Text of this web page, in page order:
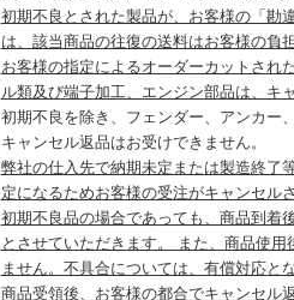
初期不良とされた製品が、お客様の「勘
は、該当商品の往復の送料はお客様の負
お客様の指定によるオーダーカットされ
ル類及び端子加工、エンジン部品は、キ
初期不良を除き、フェンダー、アンカー
キャンセル返品はお受けできません。
弊社の仕入先で納期未定または製造終了
定になるためお客様の受注がキャンセル
初期不良品の場合であっても、商品到着
とさせていただきます。 また、商品使
ません。不具合については、有償対応と
商品受領後、お客様の都合でキャンセル